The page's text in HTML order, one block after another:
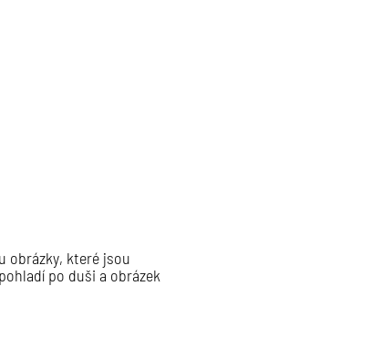
obrázky, které jsou
po duši a obrázek